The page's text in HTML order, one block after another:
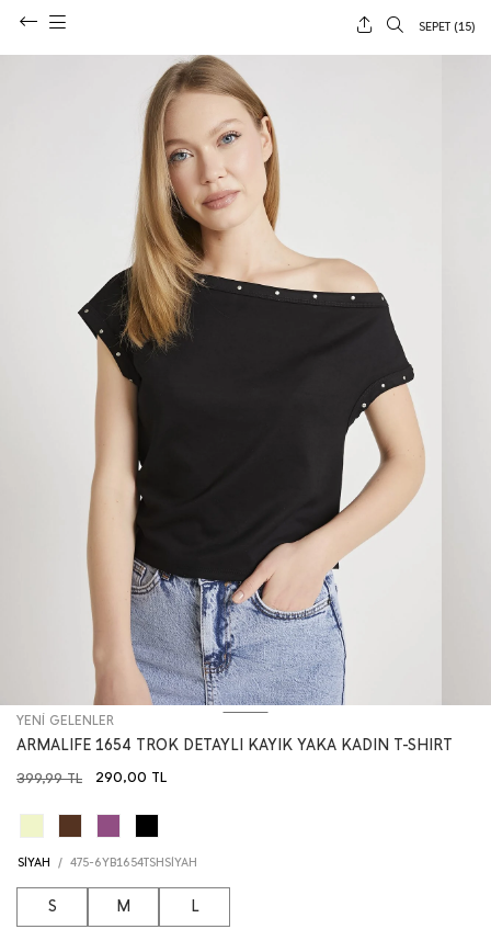
SEPET (15)
YENİ GELENLER
ARMALIFE 1654 TROK DETAYLI KAYIK YAKA KADIN T-SHIRT
399,99TL 290,00 TL
S M L
SİYAH / 475-6YB1654TSHSİYAH